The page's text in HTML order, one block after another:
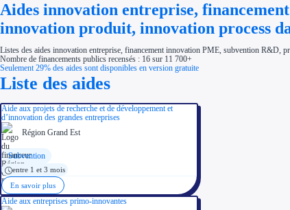
Transition écologique
Développement international
Transition numérique
Économies d'énergie et d'eau
Étapes de vie
Création d'entreprise
Cession d'entreprise
Type de financements
Aides sans remboursement
Crédits & réductions d'impôt
Exonération fiscale
Aides Urssaf
Aides innovation entreprise,
innovation produit, innovation process
Listes des aides innovation entreprise, financement innovation PME, subvention R&D,
Nombre de financements publics recensés : 16 sur 11 700+
Seulement 29% des aides sont disponibles en version gratuite
Liste des aides
Aide aux projets de recherche et de développement et
d’innovation des grandes entreprises
Région Grand Est
Subvention
entre 1 et 3 mois
En savoir plus
Aide aux entreprises primo-innovantes